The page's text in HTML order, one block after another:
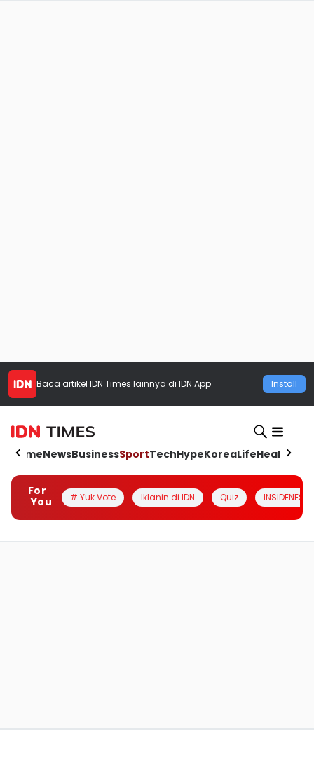
Baca artikel IDN Times lainnya di IDN App Install
HomeNewsBusinessSportTechHypeKoreaLifeHealth
For
You
# Yuk Vote Iklanin di IDN Quiz INSIDENESIA